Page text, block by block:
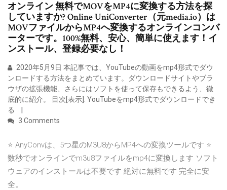
オンライン 無料でMOVをMP4に変換する方法を探
していますか? Online UniConverter（元media.io）は
MOVファイルからMP4へ変換するオンラインコンバ
ーターです。100%無料、安心、簡単に使えます！イ
ンストール、登録必要なし！
2020年5月9日 本記事では、YouTubeの動画をmp4形式でダウ
ンロードする方法をまとめています。ダウンロードサイトやブラ
ウザの拡張機能、さらにはソフトを使って保存もできるよう、徹
底的に紹介。 目次[表示]. YouTubeをmp4形式でダウンロードでき
る
3 Comments
⭐ AnyConvは、5つ星のM3U8からMP4への変換ツールです ⭐
数秒でオンラインでm3u8ファイルをmp4に変換します ソフト
ウェアのインストールは不要です 絶対に無料です 完全に安
全。